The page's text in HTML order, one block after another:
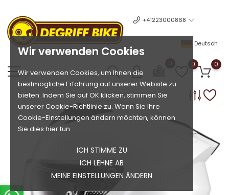
Wir verwenden Cookies
Wir verwenden Cookies, um Ihnen die
bestmögliche Erfahrung auf unserer Website zu
bieten. Indem Sie auf OK klicken, stimmen Sie
unserer Cookie-Richtlinie zu. Wenn Sie Ihre
Cookie-Einstellungen ändern möchten, können
Sie dies hier tun.
ICH STIMME ZU
ICH LEHNE AB
MEINE EINSTELLUNGEN ÄNDERN
+41223000868
Deutsch
0 0